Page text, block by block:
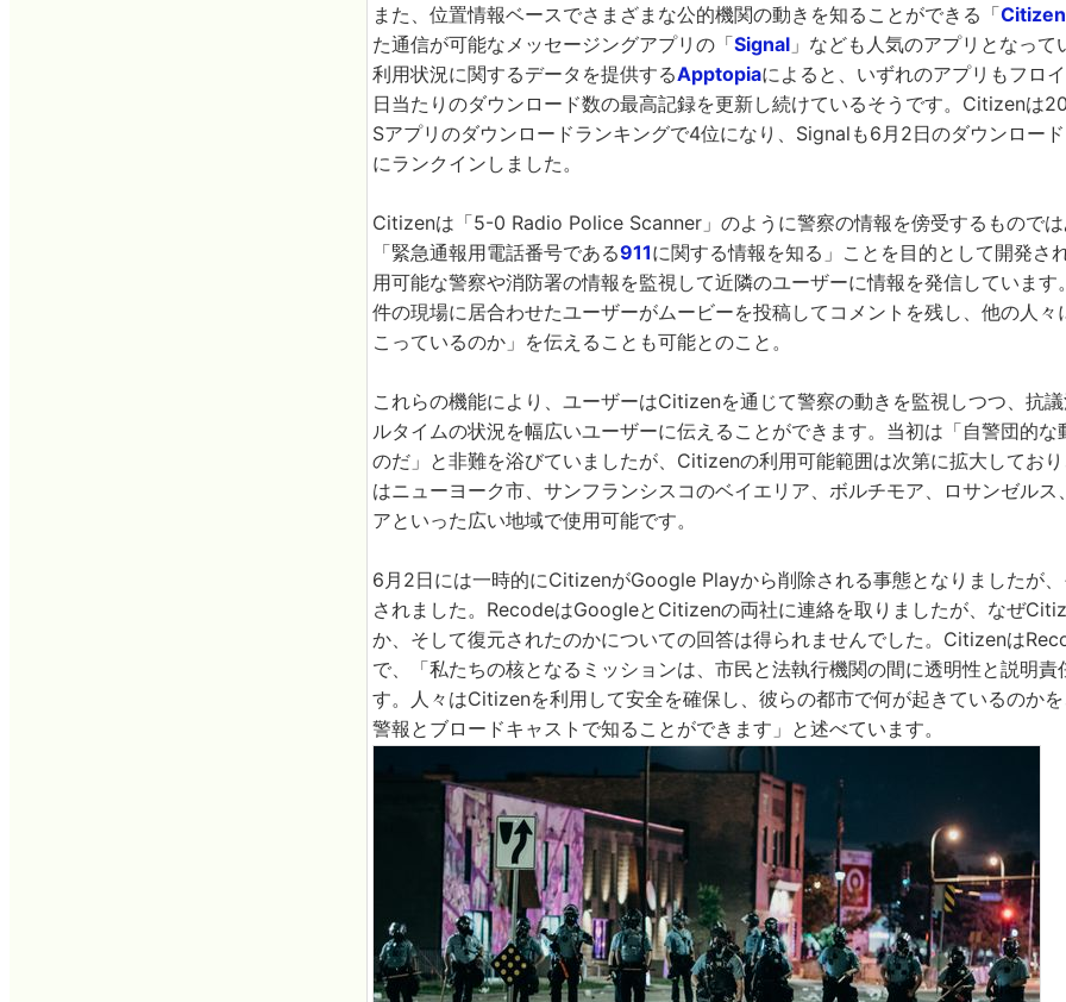
また、位置情報ベースでさまざまな公的機関の動きを知ることができる「Citizen
た通信が可能なメッセージングアプリの「Signal 」なども人気のアプリとなっ
利用状況に関するデータを提供するApptopiaによると、いずれのアプリもフロ
日当たりのダウンロード数の最高記録を更新し続けているそうです。Citizenは
Sアプリのダウンロードランキングで4位になり、Signalも6月2日のダウンロー
にランクインしました。
Citizenは「5-0 Radio Police Scanner」のように警察の情報を傍受するもので
「緊急通報用電話番号である911に関する情報を知る」ことを目的として開発さ
用可能な警察や消防署の情報を監視して近隣のユーザーに情報を発信しています
件の現場に居合わせたユーザーがムービーを投稿してコメントを残し、他の人々
こっているのか」を伝えることも可能とのこと。
これらの機能により、ユーザーはCitizenを通じて警察の動きを監視しつつ、抗
ルタイムの状況を幅広いユーザーに伝えることができます。当初は「自警団的な
のだ」と非難を浴びていましたが、Citizenの利用可能範囲は次第に拡大してお
はニューヨーク市、サンフランシスコのベイエリア、ボルチモア、ロサンゼルス
アといった広い地域で使用可能です。
6月2日には一時的にCitizenがGoogle Playから削除される事態となりましたが
されました。RecodeはGoogleとCitizenの両社に連絡を取りましたが、なぜ
か、そして復元されたのかについての回答は得られませんでした。Citizenは
で、「私たちの核となるミッションは、市民と法執行機関の間に透明性と説明責
す。人々はCitizenを利用して安全を確保し、彼らの都市で何が起きているのか
警報とブロードキャストで知ることができます」と述べています。